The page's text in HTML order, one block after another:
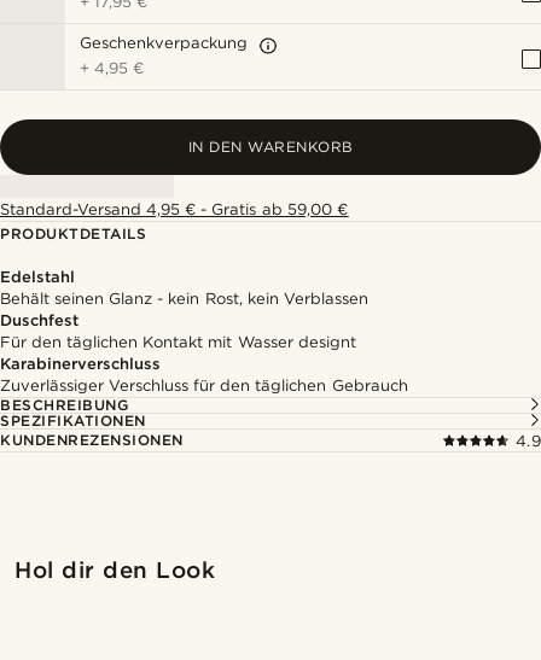
Geschenkverpackung
+4,95 €
IN DEN WARENKORB
Standard-Versand 4,95 € - Gratis ab 59,00 €
PRODUKTDETAILS
Edelstahl
Behält seinen Glanz - kein Rost, kein Verblassen
Duschfest
Für den täglichen Kontakt mit Wasser designt
Karabinerverschluss
Zuverlässiger Verschluss für den täglichen Gebrauch
BESCHREIBUNG
SPEZIFIKATIONEN
KUNDENREZENSIONEN
4.9
Hol dir den Look